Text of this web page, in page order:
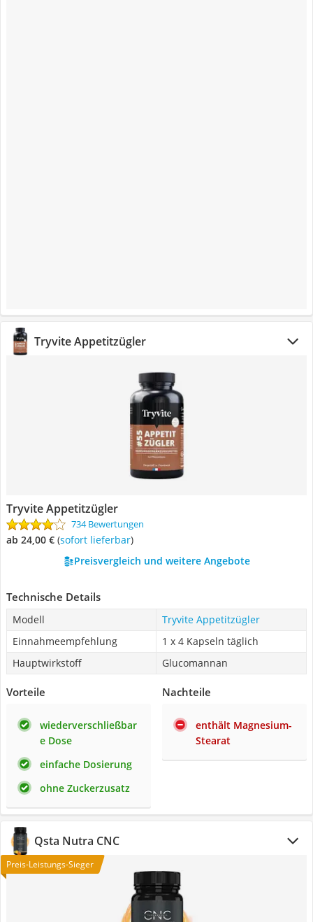
Tryvite Appetitzügler
Tryvite Appetitzügler
734 Bewertungen
ab 24,00 € ( Sofort lieferbar)
Preisvergleich und weitere Angebote
Technische Details
Modell
Tryvite Appetitzügler
Einnahmeempfehlung
1 x 4 Kapseln täglich
Hauptwirkstoff
Glucomannan
Vorteile
wiederverschließbar
e Dose
einfache Dosierung
ohne Zuckerzusatz
Nachteile
enthält Magnesium-
Stearat
Qsta Nutra CNC
Preis-Leistungs-Sieger